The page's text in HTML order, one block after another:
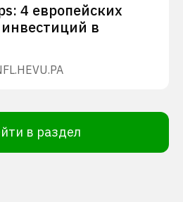
4 европейских
в
VU.PA
в раздел